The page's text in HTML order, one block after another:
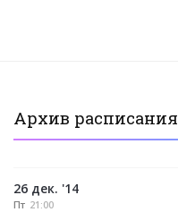
Архив расписания
26 дек. '14
Пт 21:00